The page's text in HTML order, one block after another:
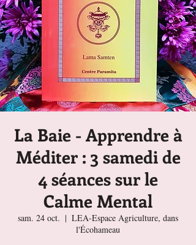
La Baie - Apprendre à
Méditer : 3 samedi de
4 séances sur le
Calme Mental
sam. 24 oct.
  |
LEA-Espace Agriculture, dans
l'Écohameau